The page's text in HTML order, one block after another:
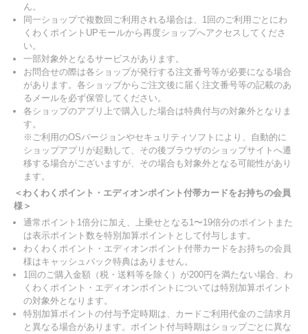
ん。
同一ショップで複数回ご利用される場合は、1回のご利用ごとにわ
くわくポイントUPモールから再度ショップへアクセスしてくださ
い。
一部対象外となるサービスがあります。
お問合せの際は各ショップが発行する注文番号等が必要になる場合
があります。各ショップからご注文後に届く注文番号等の記載のあ
るメールを必ず保管してください。
各ショップのアプリ上で購入した場合は特典付与の対象外となりま
す。
※ご利用のOSバージョンやセキュリティソフトにより、自動的に
ショップアプリが起動して、その後ブラウザのショップサイトへ遷
移する場合がございますが、その場合も対象外となる可能性があり
ます。
＜わくわくポイント・エディオンポイント付帯カードをお持ちの会員
様＞
通常ポイント1倍分に加え、上乗せとなる1〜19倍分のポイントまた
は表示ポイント数を特別加算ポイントとして付与します。
わくわくポイント・エディオンポイント付帯カードをお持ちの会員
様はキャッシュバック特典はありません。
1回のご購入金額（税・送料等を除く）が200円を満たない場合、わ
くわくポイント・エディオンポイントについては特別加算ポイント
の対象外となります。
特別加算ポイントの付与予定時期は、カードご利用代金のご請求月
と異なる場合があります。ポイント付与時期はショップごとに異な